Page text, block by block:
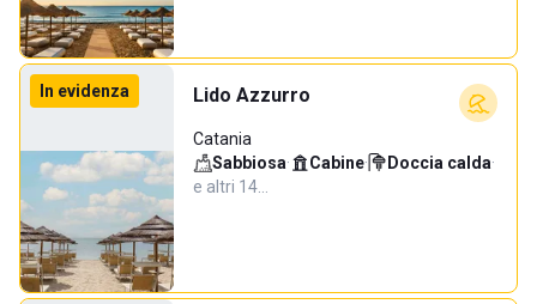
In evidenza Lido Azzurro
Catania
Sabbiosa· Cabine· Doccia calda·
e altri 14…